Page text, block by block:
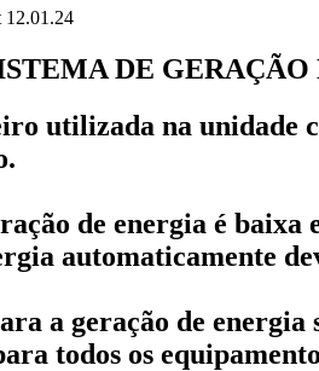
DE
utilizada na unidade
de energia é
automaticamente
a geração de
todos os